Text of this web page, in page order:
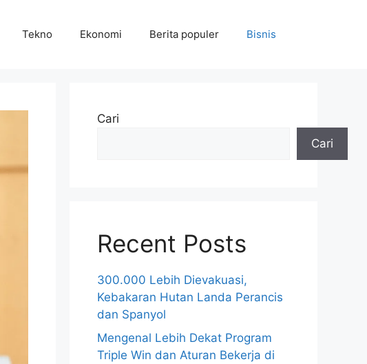
Tekno Ekonomi Berita populer Bisnis
Cari
Cari
Recent Posts
300.000 Lebih Dievakuasi,
Kebakaran Hutan Landa Perancis
dan Spanyol
Mengenal Lebih Dekat Program
Triple Win dan Aturan Bekerja di